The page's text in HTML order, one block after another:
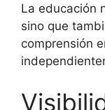
La educación
sino que
comprensión